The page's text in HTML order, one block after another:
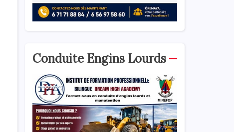
Conduite Engins Lourds